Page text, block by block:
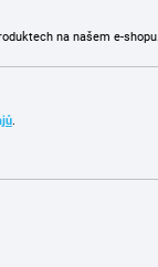
na našem e-shopu.
.